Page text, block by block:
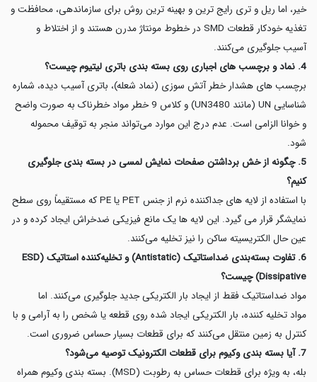
خیر، اما ریل و تری رایج ترین و بهینه ترین روش برای سازماندهی، محافظت و
تغذیه خودکار قطعات SMD در خطوط مونتاژ مدرن هستند و از اختلاط و
آسیب جلوگیری می‌کنند.
4. نماد و برچسب های اجباری روی بسته بندی باتری لیتیوم چیست؟
برچسب های هشدار خطر آتش سوزی (نماد شعله)، باتری آسیب دیده، شماره
شناسایی UN (مانند UN3480) و کلاس 9 خطر مواد خطرناک به صورت واضح
و خوانا الزامی است. عدم درج این موارد می‌تواند منجر به توقیف محموله
شود.
5. چگونه از خش برداشتن صفحات نمایش لمسی در بسته بندی جلوگیری
کنیم؟
با استفاده از لایه های جداکننده نرم از جنس PET یا PE که مستقیماً روی سطح
نمایشگر قرار می گیرد. این لایه ها یک مانع فیزیکی ضدخراش ایجاد کرده و در
عین حال الکتریسیته ساکن را نیز تخلیه می‌کنند.
6. تفاوت بسته‌بندی ضداستاتیک (Antistatic) و تخلیه‌کننده استاتیک (ESD
Dissipative) چیست؟
مواد ضداستاتیک فقط از ایجاد بار الکتریکی جدید جلوگیری می‌کنند. اما
مواد تخلیه کننده، بار الکتریکی ایجاد شده روی قطعه یا شخص را به آرامی و با
کنترل به زمین منتقل می‌کنند که برای قطعات بسیار حساس ضروری است.
7. آیا بسته بندی وکیوم برای قطعات الکترونیک توصیه می‌شود؟
بله، به ویژه برای قطعات حساس به رطوبت (MSD). بسته بندی وکیوم همراه